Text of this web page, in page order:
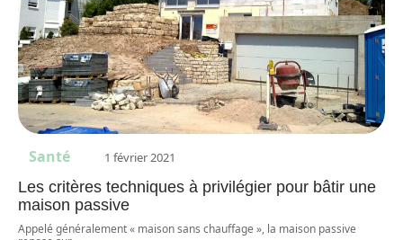
Santé 1 février 2021
Les critères techniques à privilégier pour bâtir une
maison passive
Appelé généralement « maison sans chauffage », la maison passive